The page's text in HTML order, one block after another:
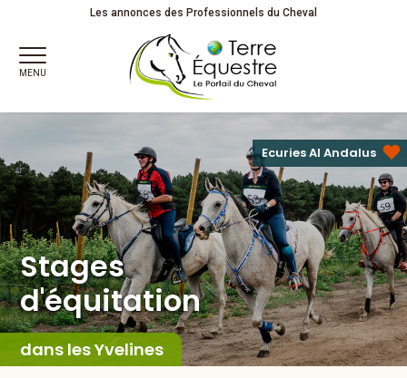
d'équitationAdultes
Les annonces des Professionnels du Cheval
MENU
Stages
d'équitation
dans les Yvelines
Ecuries Al Andalus